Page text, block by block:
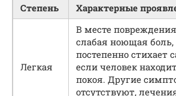
Степень Характерные
Легкая
В месте
слабая ноющая боль,
постепенно стихает
если человек
покоя. Другие
отсутствуют,